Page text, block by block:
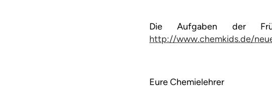
Die Aufgaben der
http://www.chemkids.de/
Eure Chemielehrer